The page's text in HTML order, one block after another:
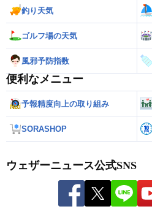
釣り天気
ゴルフ場の天気
風邪予防指数
便利なメニュー
予報精度向上の取り組み
SORASHOP
ウェザーニュース公式SNS